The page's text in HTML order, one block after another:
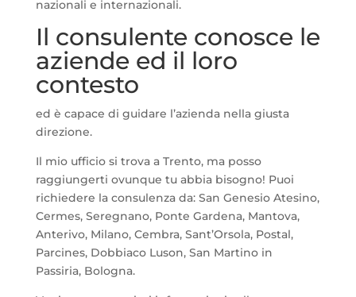
nazionali e internazionali.
Il consulente conosce le
aziende ed il loro
contesto
ed è capace di guidare l’azienda nella giusta
direzione.
Il mio ufficio si trova a Trento, ma posso
raggiungerti ovunque tu abbia bisogno! Puoi
richiedere la consulenza da: San Genesio Atesino,
Cermes, Seregnano, Ponte Gardena, Mantova,
Anterivo, Milano, Cembra, Sant’Orsola, Postal,
Parcines, Dobbiaco Luson, San Martino in
Passiria, Bologna.